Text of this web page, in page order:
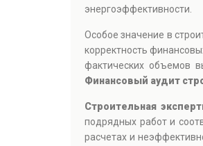
энергоэффективности.
Особое значение в
корректность
фактических объемов
Финансовый аудит
Строительная
подрядных работ и
расчетах и